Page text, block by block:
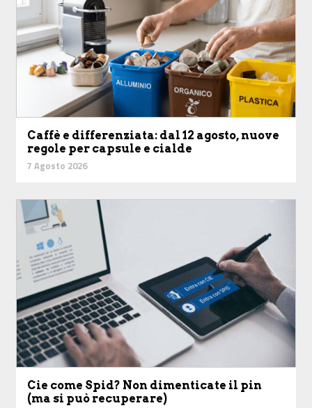
Caffè e differenziata: dal 12 agosto, nuove
regole per capsule e cialde
7 Agosto 2026
Cie come Spid? Non dimenticate il pin
(ma si può recuperare)